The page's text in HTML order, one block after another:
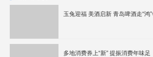
玉兔迎福 美酒启新 青岛啤
多地消费券上“新” 提振消费年味足